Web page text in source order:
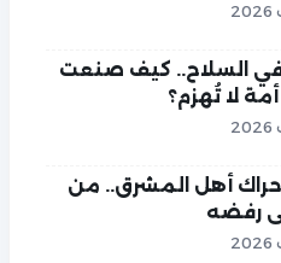
في السلاح.. كيف صنعت
لا تُهزم؟
أهل المشرق.. من
رفضه